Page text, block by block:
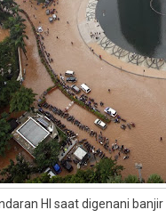
HI saat digenani